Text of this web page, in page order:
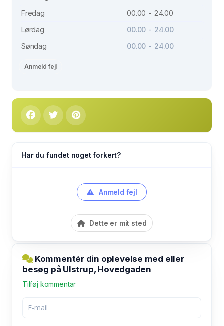
Fredag
00.00 - 24.00
Lørdag
00.00 - 24.00
Søndag
00.00 - 24.00
Anmeld fejl
Har du fundet noget forkert?
Anmeld fejl
Dette er mit sted
Kommentér din oplevelse med eller
besøg på Ulstrup, Hovedgaden
Tilføj kommentar